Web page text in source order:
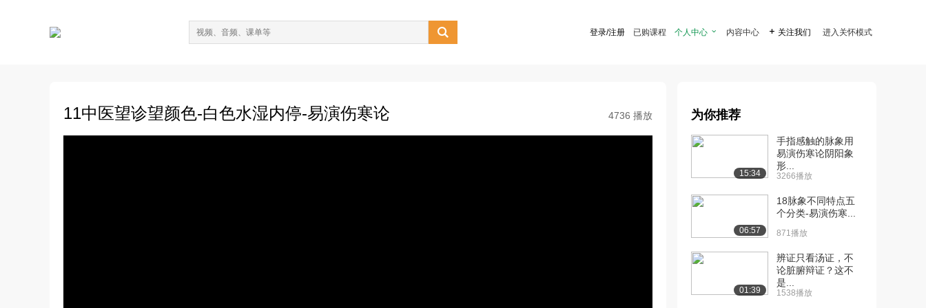
 登录/注册 已购课程 个人中心  内容中心  关注我们 进入关怀模式
11中医望诊望颜色-白色水湿内停-易演伤寒论 4736 播放 为你推荐
15:34
手指感触的脉象用
易演伤寒论阴阳象
形...
3266播放
06:57
18脉象不同特点五
个分类-易演伤寒...
871播放
01:39
辨证只看汤证，不
论脏腑辩证？这不
是...
1538播放